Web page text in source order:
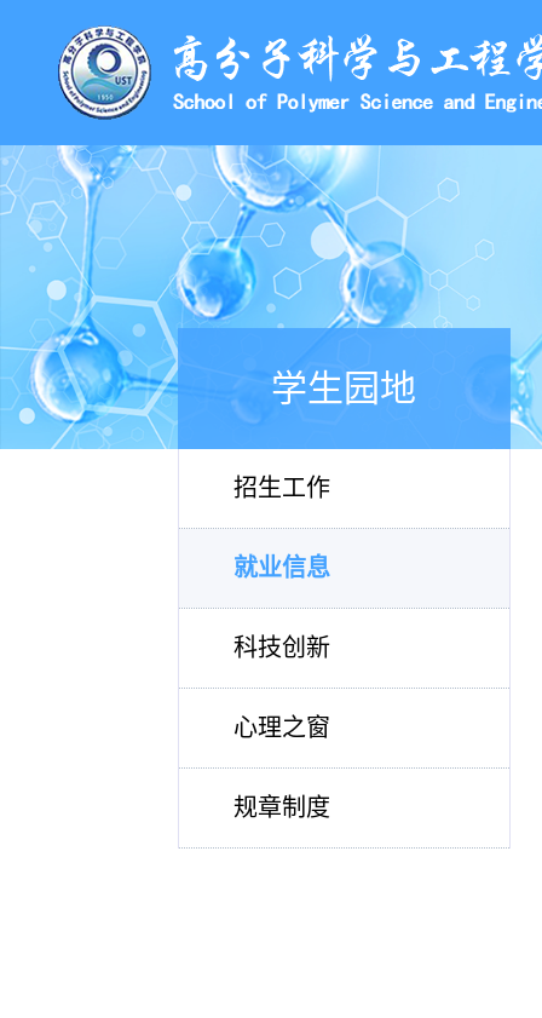
学生园地
招生工作
就业信息
科技创新
心理之窗
规章制度